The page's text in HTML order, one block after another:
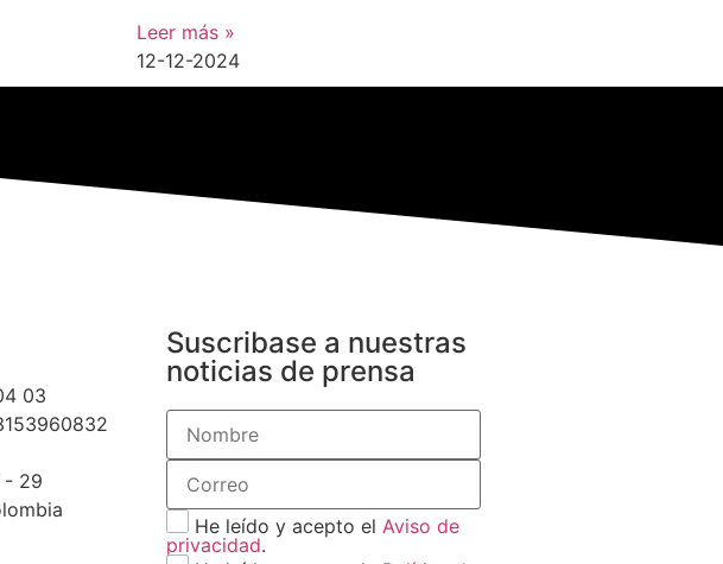
Leer más »
12-12-2024
03
- 29
Suscribase a nuestras
noticias de prensa
He leído y acepto el Aviso de
privacidad.